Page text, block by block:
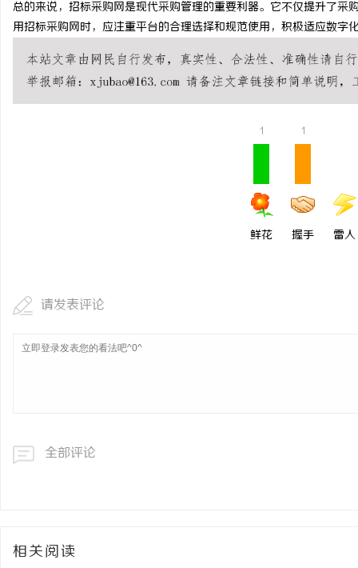
总的来说，招标采购网是现代采购管理的重要利器。它不仅提升了
用招标采购网时，应注重平台的合理选择和规范使用，积极适应数字
1
鲜花
1
握手 雷人
请发表评论
全部评论
相关阅读
贝净 AC 国际医疗实验